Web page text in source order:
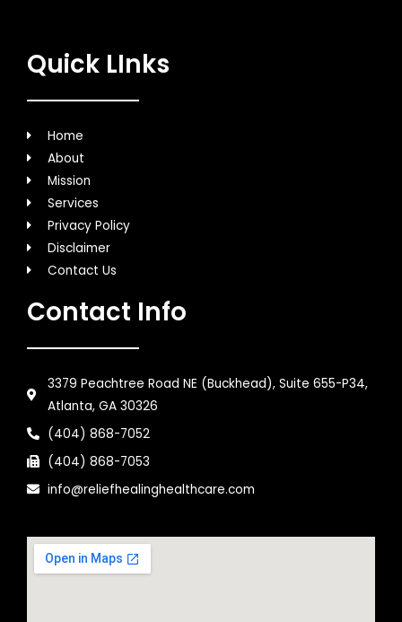
Quick LInks
Home
About
Mission
Services
Privacy Policy
Disclaimer
Contact Us
Contact Info
3379 Peachtree Road NE (Buckhead), Suite 655-P34,
Atlanta, GA 30326
(404) 868-7052
(404) 868-7053
info@reliefhealinghealthcare.com